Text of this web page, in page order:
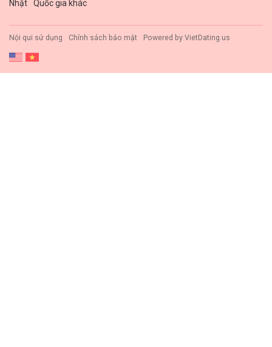
Nhật
Quốc gia khác
Nội qui sử dụng Chính sách bảo mật Powered by VietDating.us